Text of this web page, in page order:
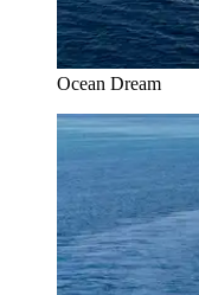
Ocean Dream